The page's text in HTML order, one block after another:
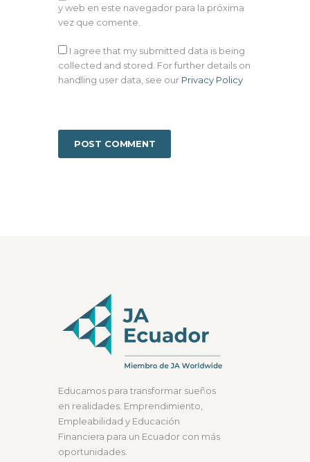
y web en este navegador para la próxima
vez que comente.
I agree that my submitted data is being
collected and stored. For further details on
handling user data, see our Privacy Policy
Educamos para transformar sueños
en realidades. Emprendimiento,
Empleabilidad y Educación
Financiera para un Ecuador con más
oportunidades.